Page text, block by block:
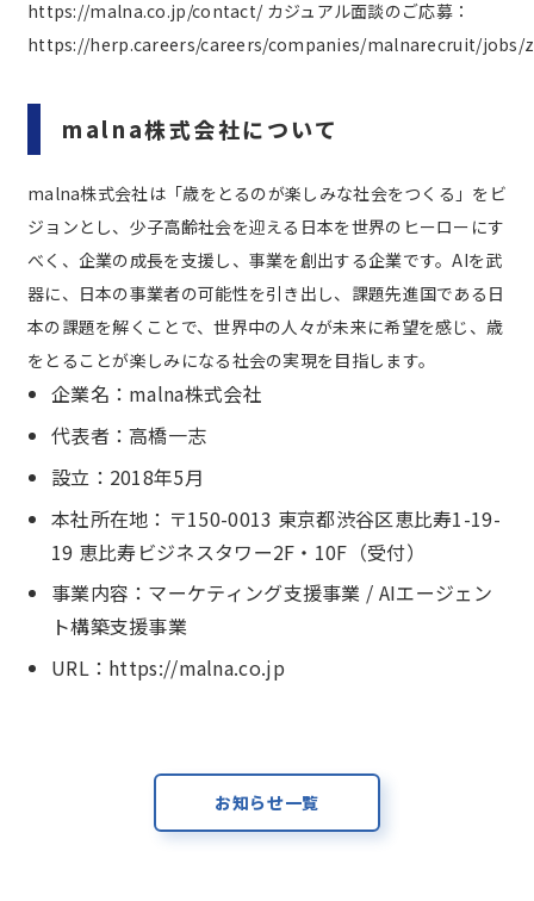
https://malna.co.jp/contact/ カジュアル面談のご応募：
https://herp.careers/careers/companies/malnarecruit/jobs/
malna株式会社について
malna株式会社は「歳をとるのが楽しみな社会をつくる」をビ
ジョンとし、少子高齢社会を迎える日本を世界のヒーローにす
べく、企業の成長を支援し、事業を創出する企業です。AIを武
器に、日本の事業者の可能性を引き出し、課題先進国である日
本の課題を解くことで、世界中の人々が未来に希望を感じ、歳
をとることが楽しみになる社会の実現を目指します。
企業名：malna株式会社
代表者：高橋一志
設立：2018年5月
本社所在地：〒150-0013 東京都渋谷区恵比寿1-19-
19 恵比寿ビジネスタワー2F・10F（受付）
事業内容：マーケティング支援事業 / AIエージェン
ト構築支援事業
URL： https://malna.co.jp
お知らせ一覧